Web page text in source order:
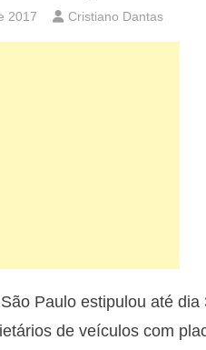
2017 Cristiano Dantas
Paulo estipulou até
de veículos com